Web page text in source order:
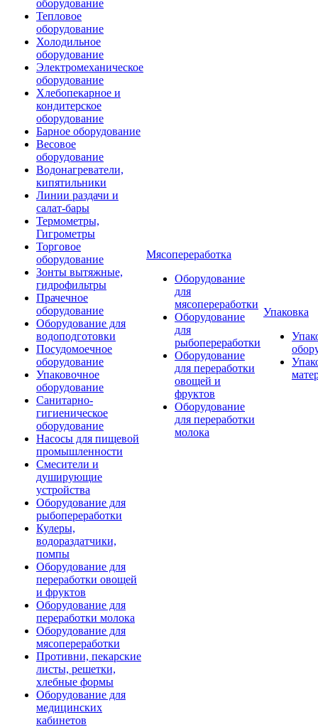
оборудование
Тепловое
оборудование
Холодильное
оборудование
Электромеханическое
оборудование
Хлебопекарное и
кондитерское
оборудование
Барное оборудование
Весовое
оборудование
Водонагреватели,
кипятильники
Линии раздачи и
салат-бары
Термометры,
Гигрометры
Торговое
оборудование
Зонты вытяжные,
гидрофильтры
Прачечное
оборудование
Оборудование для
водоподготовки
Посудомоечное
оборудование
Упаковочное
оборудование
Санитарно-
гигиеническое
оборудование
Насосы для пищевой
промышленности
Смесители и
душирующие
устройства
Оборудование для
рыбопереработки
Кулеры,
водораздатчики,
помпы
Оборудование для
переработки овощей
и фруктов
Оборудование для
переработки молока
Оборудование для
мясопереработки
Противни, пекарские
листы, решетки,
хлебные формы
Оборудование для
медицинских
кабинетов
Мясопереработка
Оборудование
для
мясопереработки
Оборудование
для
рыбопереработки
Оборудование
для переработки
овощей и
фруктов
Оборудование
для переработки
молока
Упаковка